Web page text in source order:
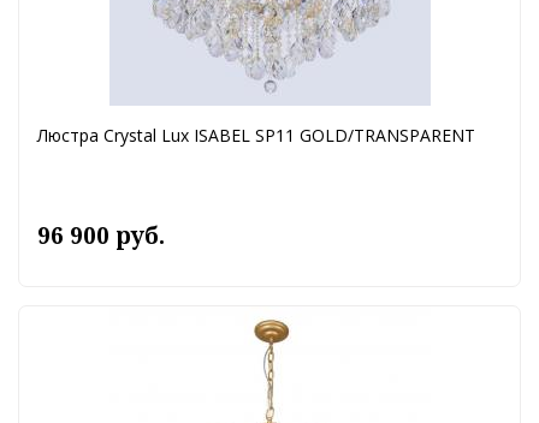
Люстра Crystal Lux ISABEL SP11 GOLD/TRANSPARENT
96 900 руб.